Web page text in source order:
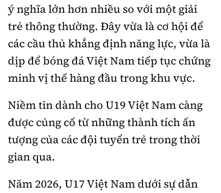
ý nghĩa lớn hơn nhiều so với một giải
trẻ thông thường. Đây vừa là cơ hội để
các cầu thủ khẳng định năng lực, vừa là
dịp để bóng đá Việt Nam tiếp tục chứng
minh vị thế hàng đầu trong khu vực.
Niềm tin dành cho U19 Việt Nam càng
được củng cố từ những thành tích ấn
tượng của các đội tuyển trẻ trong thời
gian qua.
Năm 2026, U17 Việt Nam dưới sự dẫn